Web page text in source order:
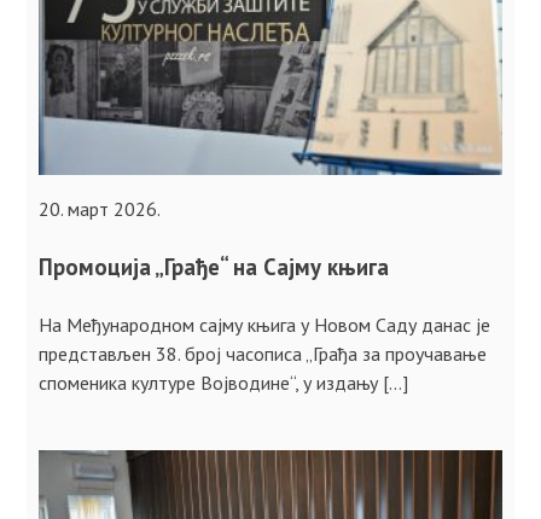
20. март 2026.
Промоција „Грађе“ на Сајму књига
На Међународном сајму књига у Новом Саду данас је
представљен 38. број часописа „Грађа за проучавање
споменика културе Војводине“, у издању […]